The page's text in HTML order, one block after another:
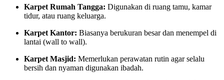
Karpet Rumah Tangga: Digunakan di ruang tamu, kamar
tidur, atau ruang keluarga.
Karpet Kantor: Biasanya berukuran besar dan menempel di
lantai (wall to wall).
Karpet Masjid: Memerlukan perawatan rutin agar selalu
bersih dan nyaman digunakan ibadah.